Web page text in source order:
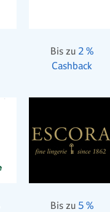
Bis zu 2 %
Cashback
Bis zu 5 %